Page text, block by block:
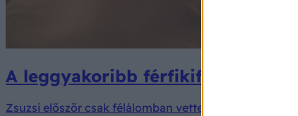
A leggyakoribb férfikifogás: ezt
Zsuzsi először csak félálomban vette észre, hogy a